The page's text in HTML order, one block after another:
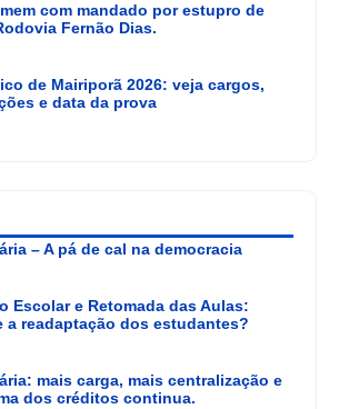
com mandado por estupro de
Fernão Dias.
de Mairiporã 2026: veja cargos,
e data da prova
– A pá de cal na democracia
Escolar e Retomada das Aulas:
a readaptação dos estudantes?
mais carga, mais centralização e
dos créditos continua.